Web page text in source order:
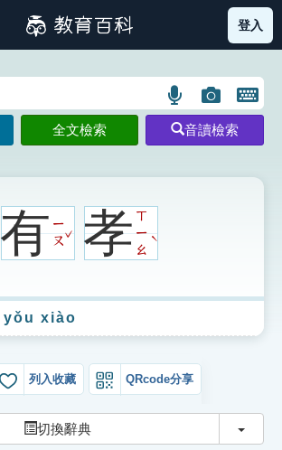
筆畫索引圖示 部首索引表圖示
登入
語
言
搜
圖
片
搜
開
鍵
圖
全文檢索 音讀檢索
有ㄧ
ㄡ
ˇ孝ㄒ
ㄧ
ㄠ
ˋ
yǒu xiào
列入收藏 QRcode分享
切換辭典 切換